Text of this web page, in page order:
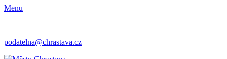
Menu
podatelna@chrastava.cz